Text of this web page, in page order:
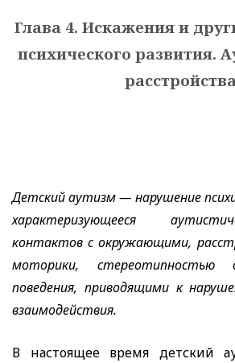
Глава 4. Искажения и
психического развития.
расстройства
Детский аутизм — нарушение
характеризующееся
контактов с окружающими,
моторики, стереотипностью
поведения, приводящими к
взаимодействия.
В настоящее время детский